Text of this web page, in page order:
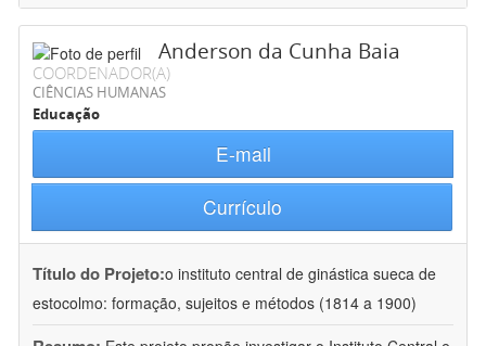
Anderson da Cunha Baia
COORDENADOR(A)
CIÊNCIAS HUMANAS
Educação
E-mail
Currículo
Título do Projeto:o instituto central de ginástica sueca de
estocolmo: formação, sujeitos e métodos (1814 a 1900)